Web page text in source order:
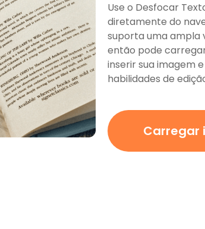
Use o Desfocar
diretamente do
suporta uma ampla
então pode
inserir sua imagem
habilidades de
Carregar